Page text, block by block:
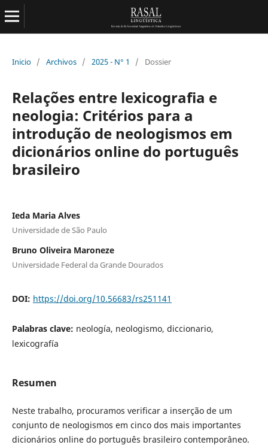
Inicio / Archivos / 2025 - N° 1 / Dossier
Relações entre lexicografia e
neologia: Critérios para a
introdução de neologismos em
dicionários online do português
brasileiro
Ieda Maria Alves
Universidade de São Paulo
Bruno Oliveira Maroneze
Universidade Federal da Grande Dourados
DOI: https://doi.org/10.56683/rs251141
Palabras clave: neología, neologismo, diccionario,
lexicografía
Resumen
Neste trabalho, procuramos verificar a inserção de um
conjunto de neologismos em cinco dos mais importantes
dicionários online do português brasileiro contemporâneo.